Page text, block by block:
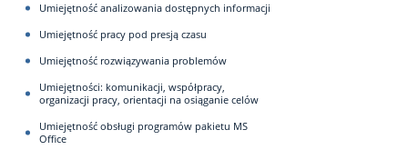
Umiejętność analizowania dostępnych informacji
Umiejętność pracy pod presją czasu
Umiejętność rozwiązywania problemów
Umiejętności: komunikacji, współpracy,
organizacji pracy, orientacji na osiąganie celów
Umiejętność obsługi programów pakietu MS
Office